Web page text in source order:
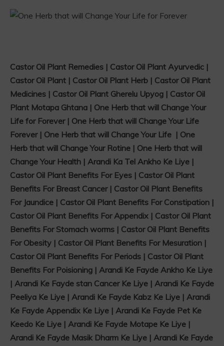
Castor Oil Plant Remedies | Castor Oil Plant Ayurvedic |
Castor Oil Plant | Castor Oil Plant Herb | Castor Oil Plant
Medicines | Castor Oil Plant Gherelu Upyog | Castor Oil
Plant Motapa Ghtana | One Herb that will Change Your
Life for Forever | One Herb that will Change Your Life
Forever | One Herb that will Change Your Life | One
Herb that will Change Your Rotine | One Herb that will
Change Your Health | Arandi Ka Tel Ankho Ke Liye |
Castor Oil Plant Benefits For Eyes | Castor Oil Plant
Benefits For Breast Cancer | Castor Oil Plant Benefits
For Jaundice | Castor Oil Plant Benefits For Constipation |
Castor Oil Plant Benefits For Appendix | Castor Oil Plant
Benefits For Stomach worms | Castor Oil Plant Benefits
For Obesity | Castor Oil Plant Benefits For Mesuration |
Castor Oil Plant Benefits For Periods | Castor Oil Plant
Benefits For Poisioning | Arandi Ke Fayde Ankho Ke Liye
| Arandi Ke Fayde stan Cancer Ke Liye | Arandi Ke Fayde
Peeliya Ke Liye | Arandi Ke Fayde Kabz Ke Liye | Arandi
Ke Fayde Appendix Ke Liye | Arandi Ke Fayde Pet Ke
Keedo Ke Liye | Arandi Ke Fayde Motape Ke Liye |
Arandi Ke Fayde Masik Dharm Ke Liye | Arandi Ke Fayde